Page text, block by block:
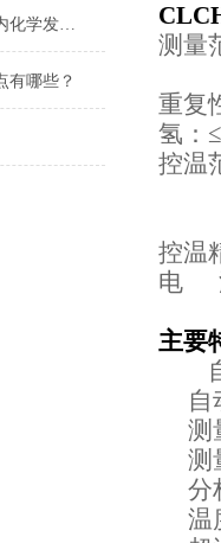
别再只看进口！这家国内化学发光定氮仪生产厂家已实现技术突破
有哪些？
测量
氢
重复
氢：
控温
转
转
控温
电
主要
自
自
测
测
分
温